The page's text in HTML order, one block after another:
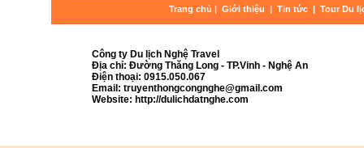
Trang chủ | Giới thiệu | Tin tức | Tour Du
Công ty Du lịch Nghệ Travel
Địa chỉ: Đường Thăng Long - TP.Vinh - Nghệ An
Điện thoại: 0915.050.067
Email: truyenthongcongnghe@gmail.com
Website: http://dulichdatnghe.com